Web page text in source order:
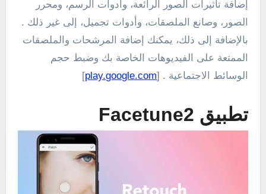
إضافة تأثيرات الصور الرائعة، وأدوات الرسم، ومحرر
الصور، وصانع الملصقات، وأدوات تجميل، إلى غير ذلك .
بالإضافة إلى ذلك، يمكنك إضافة المرشحات والملصقات
الممتعة على الفيديوهات الخاصة بك وضبط حجم
الوسائط الاجتماعية . [play.google.com
]
تطبيق Facetune2